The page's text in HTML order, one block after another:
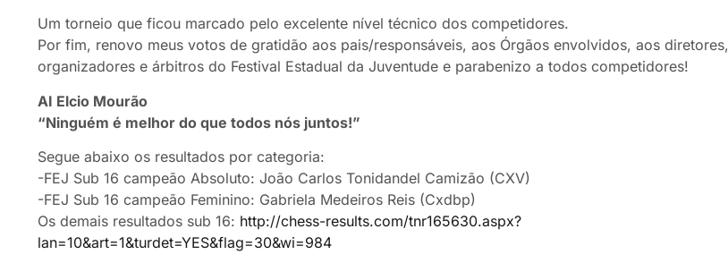
Um torneio que ficou marcado pelo excelente nível técnico dos competidores.
Por fim, renovo meus votos de gratidão aos pais/responsáveis, aos Órgãos envolvidos, aos diretores,
organizadores e árbitros do Festival Estadual da Juventude e parabenizo a todos competidores!
AI Elcio Mourão
“Ninguém é melhor do que todos nós juntos!”
Segue abaixo os resultados por categoria:
-FEJ Sub 16 campeão Absoluto: João Carlos Tonidandel Camizão (CXV)
-FEJ Sub 16 campeão Feminino: Gabriela Medeiros Reis (Cxdbp)
Os demais resultados sub 16: http://chess-results.com/tnr165630.aspx?
lan=10&art=1&turdet=YES&flag=30&wi=984